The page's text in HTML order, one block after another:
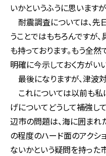
いかというふうに思います
耐震調査については、先
うことではもちろんですが
も持っております。もう全
明確に今示しておく方がい
最後になりますが、津波
これについては以前も私
げについてどうして補強し
辺市の問題は、海に囲まれ
の程度のハード面のアクシ
ないかという疑問を持った